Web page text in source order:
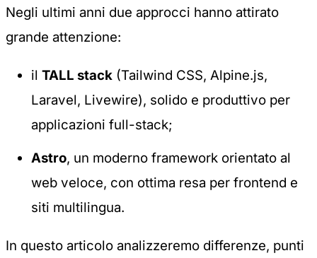
Negli ultimi anni due approcci hanno attirato
grande attenzione:
ilTALL stack (Tailwind CSS, Alpine.js,
Laravel, Livewire), solido e produttivo per
applicazioni full-stack;
Astro, un moderno framework orientato al
web veloce, con ottima resa per frontend e
siti multilingua.
In questo articolo analizzeremo differenze, punti